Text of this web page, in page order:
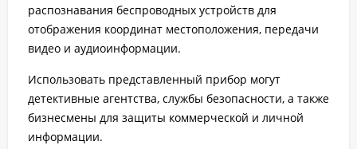
распознавания беспроводных устройств для
отображения координат местоположения, передачи
видео и аудиоинформации.
Использовать представленный прибор могут
детективные агентства, службы безопасности, а также
бизнесмены для защиты коммерческой и личной
информации.